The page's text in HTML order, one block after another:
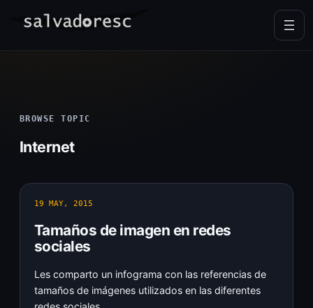
BROWSE TOPIC
Internet
19 MAY, 2015
Tamaños de imagen en redes
sociales
Les comparto un infograma con las referencias de
tamaños de imágenes utilizados en las diferentes